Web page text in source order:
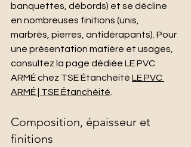
banquettes, débords) et se décline
en nombreuses finitions (unis,
marbrés, pierres, antidérapants). Pour
une présentation matière et usages,
consultez la page dédiée LE PVC
ARMÉ chez TSE Étanchéité LE PVC
ARMÉ | TSE Étanchéité.
Composition, épaisseur et
finitions